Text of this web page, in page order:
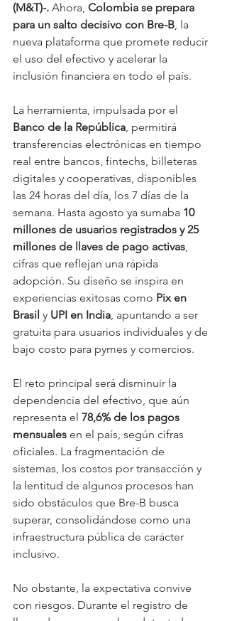
(M&T)-. Ahora, Colombia se prepara
para un salto decisivo con Bre-B, la
nueva plataforma que promete reducir
el uso del efectivo y acelerar la
inclusión financiera en todo el país.
La herramienta, impulsada por el
Banco de la República, permitirá
transferencias electrónicas en tiempo
real entre bancos, fintechs, billeteras
digitales y cooperativas, disponibles
las 24 horas del día, los 7 días de la
semana. Hasta agosto ya sumaba 10
millones de usuarios registrados y 25
millones de llaves de pago activas,
cifras que reflejan una rápida
adopción. Su diseño se inspira en
experiencias exitosas como Pix en
Brasil y UPI en India, apuntando a ser
gratuita para usuarios individuales y de
bajo costo para pymes y comercios.
El reto principal será disminuir la
dependencia del efectivo, que aún
representa el 78,6% de los pagos
mensuales en el país, según cifras
oficiales. La fragmentación de
sistemas, los costos por transacción y
la lentitud de algunos procesos han
sido obstáculos que Bre-B busca
superar, consolidándose como una
infraestructura pública de carácter
inclusivo.
No obstante, la expectativa convive
con riesgos. Durante el registro de